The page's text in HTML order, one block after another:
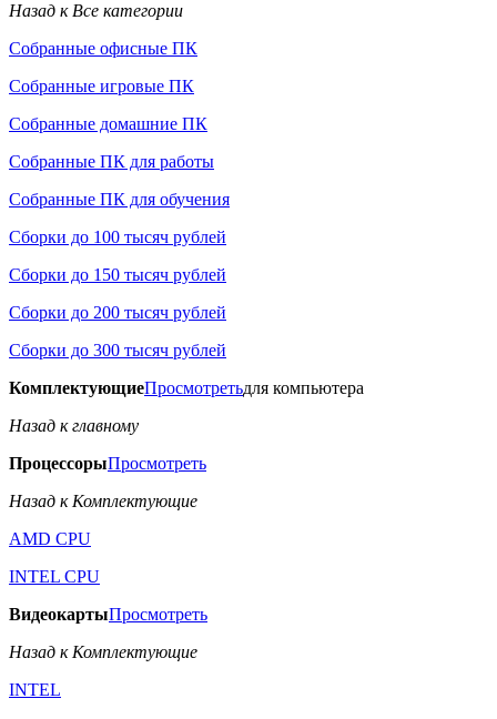
Назад к Все категории
Собранные офисные ПК
Собранные игровые ПК
Собранные домашние ПК
Собранные ПК для работы
Собранные ПК для обучения
Сборки до 100 тысяч рублей
Сборки до 150 тысяч рублей
Сборки до 200 тысяч рублей
Сборки до 300 тысяч рублей
КомплектующиеПросмотретьдля компьютера
Назад к главному
ПроцессорыПросмотреть
Назад к Комплектующие
AMD CPU
INTEL CPU
ВидеокартыПросмотреть
Назад к Комплектующие
INTEL